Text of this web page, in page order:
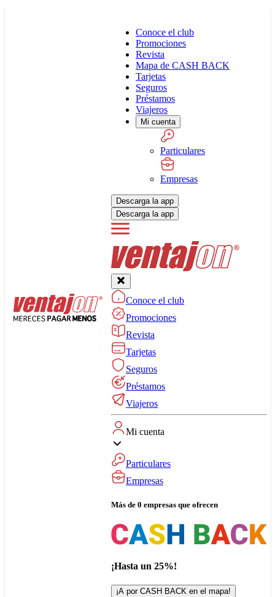
Conoce el club
Promociones
Revista
Mapa de CASH BACK
Tarjetas
Seguros
Préstamos
Viajeros
Mi cuenta
Particulares
Empresas
Descarga la app
Descarga la app
Conoce el club
Promociones
Revista
Tarjetas
Seguros
Préstamos
Viajeros
Mi cuenta
Particulares
Empresas
Más de 0 empresas que ofrecen
¡Hasta un 25%!
¡A por CASH BACK en el mapa!